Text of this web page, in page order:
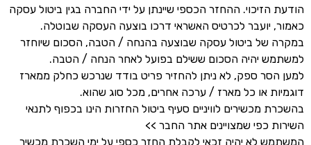
הודעת הזיכוי. ההחזר הכספי שיינתן על ידי החברה בגין ביטול עסקה
כאמור, יועבר לכרטיס האשראי דרכו בוצעה העסקה שבוטלה.
במקרה של ביטול עסקה שבוצעה בהנחה / הטבה, הסכום שיוחזר
למשתמש יהיה הסכום ששילם בפועל לאחר הנחה / הטבה.
למען הסר ספק, לא ניתן להחזיר פריט בודד שנרכש כחלק ממארז
דוגמיות או כל מארז / ערכה אחרים, מכל סוג שהוא.
בהשכרת מכשירים לוויניים סעיף ביטול החזרות הינו בכפוף לתנאי
השירות כפי שמצויינים אתר החבר >>
המשתמש לא יהיה זכאי לקבלת החזר כספי על ימי השכרת מכשיר